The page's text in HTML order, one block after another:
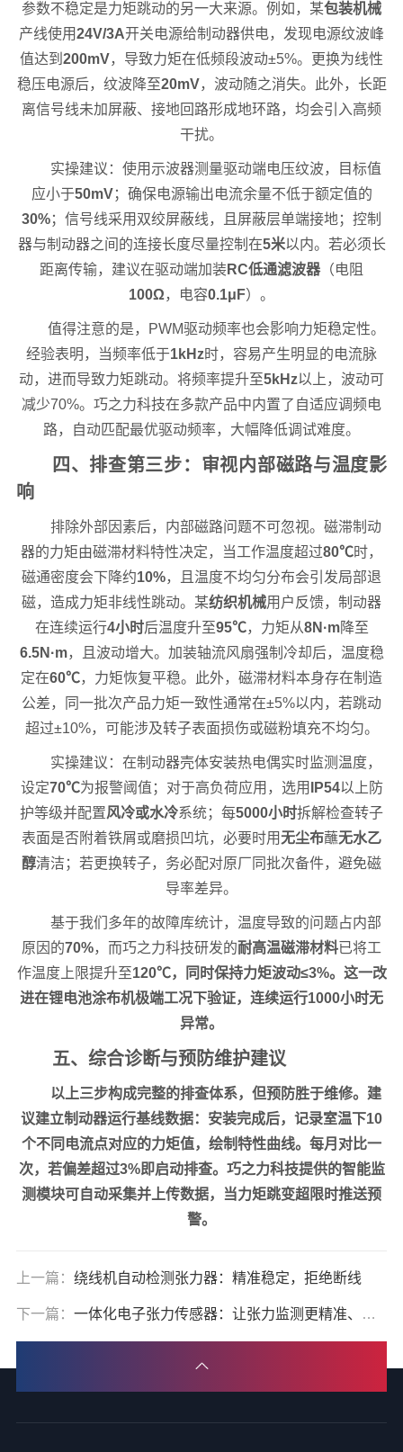
参数不稳定是力矩跳动的另一大来源。例如，某包装机械
产线使用24V/3A开关电源给制动器供电，发现电源纹波峰
值达到 200mV，导致力矩在低频段波动±5%。更换为线性
稳压电源后，纹波降至20mV，波动随之消失。此外，长距
离信号线未加屏蔽、接地回路形成地环路，均会引入高频
干扰。
实操建议：使用示波器测量驱动端电压纹波，目标值
应小于50mV；确保电源输出电流余量不低于额定值的
30%；信号线采用双绞屏蔽线，且屏蔽层单端接地；控制
器与制动器之间的连接长度尽量控制在5米以内。若必须长
距离传输，建议在驱动端加装RC低通滤波器（电阻
100Ω，电容0.1μF）。
值得注意的是，PWM驱动频率也会影响力矩稳定性。
经验表明，当频率低于1kHz时，容易产生明显的电流脉
动，进而导致力矩跳动。将频率提升至5kHz以上，波动可
减少70%。巧之力科技在多款产品中内置了自适应调频电
路，自动匹配最优驱动频率，大幅降低调试难度。
四、排查第三步：审视内部磁路与温度影
响
排除外部因素后，内部磁路问题不可忽视。磁滞制动
器的力矩由磁滞材料特性决定，当工作温度超过80℃时，
磁通密度会下降约10%，且温度不均匀分布会引发局部退
磁，造成力矩非线性跳动。某纺织机械用户反馈，制动器
在连续运行4小时后温度升至95℃，力矩从8N·m降至
6.5N·m，且波动增大。加装轴流风扇强制冷却后，温度稳
定在60℃，力矩恢复平稳。此外，磁滞材料本身存在制造
公差，同一批次产品力矩一致性通常在±5%以内，若跳动
超过±10%，可能涉及转子表面损伤或磁粉填充不均匀。
实操建议：在制动器壳体安装热电偶实时监测温度，
设定70℃为报警阈值；对于高负荷应用，选用 IP54以上防
护等级并配置风冷或水冷系统；每5000小时拆解检查转子
表面是否附着铁屑或磨损凹坑，必要时用无尘布蘸无水乙
醇清洁；若更换转子，务必配对原厂同批次备件，避免磁
导率差异。
基于我们多年的故障库统计，温度导致的问题占内部
原因的70%，而巧之力科技研发的耐高温磁滞材料已将工
作温度上限提升至120℃，同时保持力矩波动≤3%。这一改
进在锂电池涂布机极端工况下验证，连续运行1000小时无
异常。
五、综合诊断与预防维护建议
以上三步构成完整的排查体系，但预防胜于维修。建
议建立制动器运行基线数据：安装完成后，记录室温下10
个不同电流点对应的力矩值，绘制特性曲线。每月对比一
次，若偏差超过3%即启动排查。巧之力科技提供的智能监
测模块可自动采集并上传数据，当力矩跳变超限时推送预
警。
上一篇： 绕线机自动检测张力器：精准稳定，拒绝断线
下一篇： 一体化电子张力传感器：让张力监测更精准、安装更简单